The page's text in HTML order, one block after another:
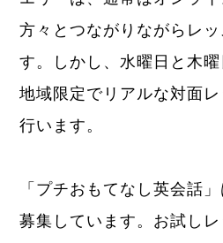
方々とつながりながらレ
す。しかし、水曜日と木
地域限定でリアルな対面
行います。
「プチおもてなし英会話
募集しています。お試し